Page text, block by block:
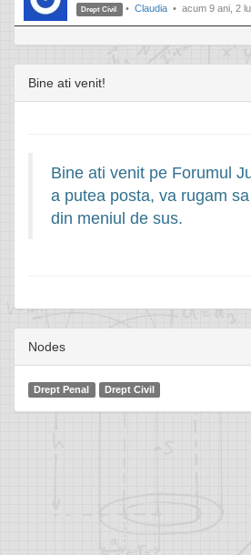
Drept Civil Claudia acum 9 ani, 2
Bine ati venit!
Bine ati venit pe Forumul
a putea posta, va rugam
din meniul de sus.
Nodes
Drept Penal Drept Civil